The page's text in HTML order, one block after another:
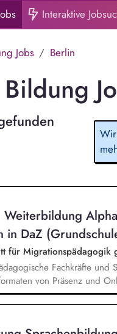
Interaktive
Jobs Berlin
in DaZ
für Migrationspädagogik
Fachkräfte und
von Präsenz und
Selbstlernkurse für
dabei auf den
und